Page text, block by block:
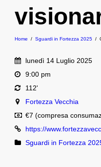
Home / Sguardi in Fortezza 2025 /
lunedì 14 Luglio 2025
9:00 pm
112'
Fortezza Vecchia
€7 (compresa
https://
Sguardi in Fortezza